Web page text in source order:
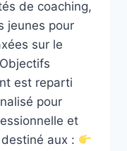
de coaching,
jeunes pour
sur le
est reparti
pour
et
aux :